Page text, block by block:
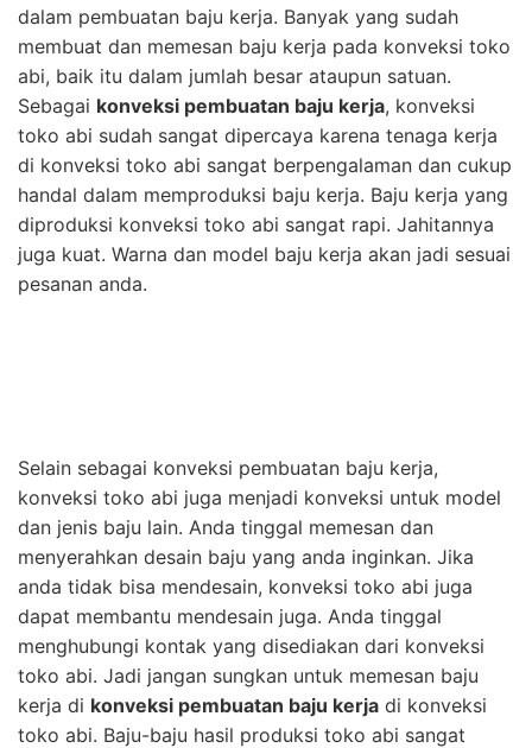
dalam pembuatan baju kerja. Banyak yang sudah
membuat dan memesan baju kerja pada konveksi toko
abi, baik itu dalam jumlah besar ataupun satuan.
Sebagai konveksi pembuatan baju kerja, konveksi
toko abi sudah sangat dipercaya karena tenaga kerja
di konveksi toko abi sangat berpengalaman dan cukup
handal dalam memproduksi baju kerja. Baju kerja yang
diproduksi konveksi toko abi sangat rapi. Jahitannya
juga kuat. Warna dan model baju kerja akan jadi sesuai
pesanan anda.
Selain sebagai konveksi pembuatan baju kerja,
konveksi toko abi juga menjadi konveksi untuk model
dan jenis baju lain. Anda tinggal memesan dan
menyerahkan desain baju yang anda inginkan. Jika
anda tidak bisa mendesain, konveksi toko abi juga
dapat membantu mendesain juga. Anda tinggal
menghubungi kontak yang disediakan dari konveksi
toko abi. Jadi jangan sungkan untuk memesan baju
kerja di konveksi pembuatan baju kerja di konveksi
toko abi. Baju-baju hasil produksi toko abi sangat